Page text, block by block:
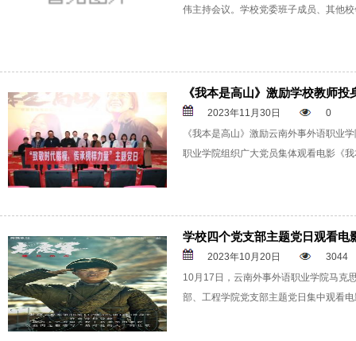
伟主持会议。学校党委班子成员、其他
《我本是高山》激励学校教师
2023年11月30日
0
《我本是高山》激励云南外事外语职业
职业学院组织广大党员集体观看电影《
学校四个党支部主题党日观看电
2023年10月20日
3044
10月17日，云南外事外语职业学院马克
部、工程学院党支部主题党日集中观看